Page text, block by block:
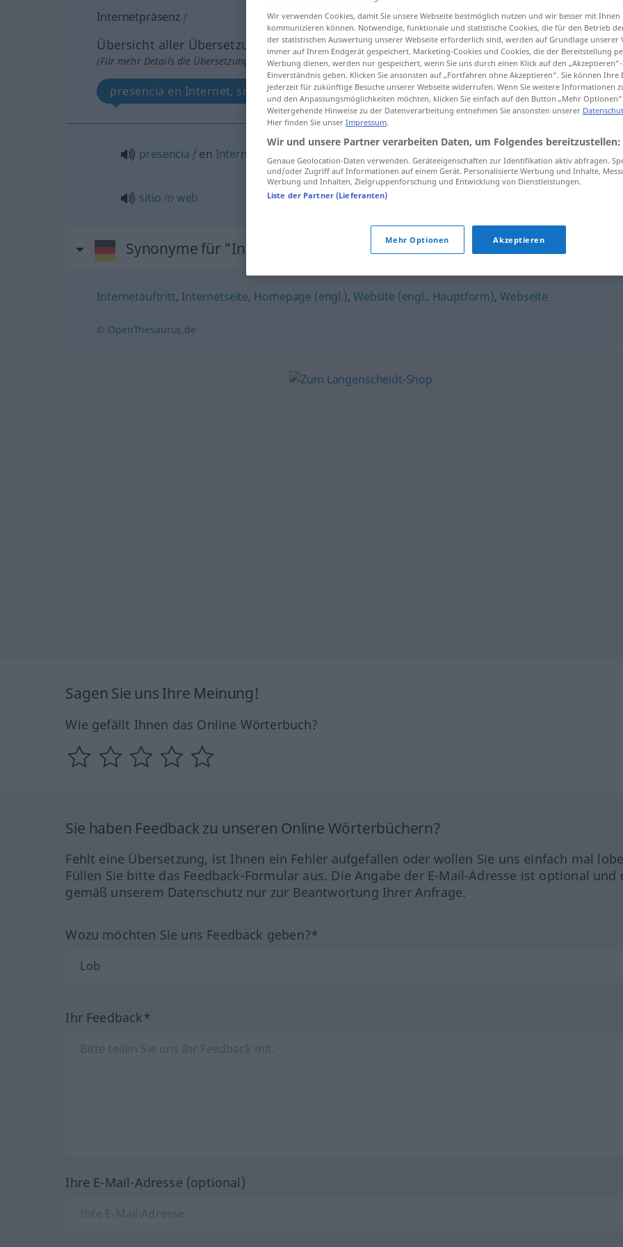
Internetpräsenz f
Übersicht aller Übersetzungen
(Für mehr Details die Übersetzung anklicken/antippen)
presencia en Internet, sitio web
presencia fen Internet
sitio m web
Synonyme für "Internetpräsenz"
Internetauftritt, Internetseite, Homepage (engl.),Website (engl., Hauptform),Webseite
© OpenThesaurus.de
Sagen Sie uns Ihre Meinung!
Wie gefällt Ihnen das Online Wörterbuch?
Sie haben Feedback zu unseren Online Wörterbüchern?
Fehlt eine Übersetzung, ist Ihnen ein Fehler aufgefallen oder wollen Sie uns einfach mal
Füllen Sie bitte das Feedback-Formular aus. Die Angabe der E-Mail-Adresse ist optional und
gemäß unserem Datenschutz nur zur Beantwortung Ihrer Anfrage.
Wozu möchten Sie uns Feedback geben?*
Ihr Feedback*
Ihre E-Mail-Adresse (optional)
Wir verwenden Cookies, damit Sie unsere Webseite bestmöglich nutzen und wir besser mit Ihnen
kommunizieren können. Notwendige, funktionale und statistische Cookies, die für den Betrieb
der statistischen Auswertung unserer Webseite erforderlich sind, werden auf Grundlage unserer
immer auf Ihrem Endgerät gespeichert. Marketing-Cookies und Cookies, die der Bereitstellung
Werbung dienen, werden nur gespeichert, wenn Sie uns durch einen Klick auf den
Einverständnis geben. Klicken Sie ansonsten auf „Fortfahren ohne Akzeptieren“. Sie können Ihre
jederzeit für zukünftige Besuche unserer Webseite widerrufen. Wenn Sie weitere Informationen
und den Anpassungsmöglichkeiten möchten, klicken Sie einfach auf den Button „Mehr Optionen“.
Weitergehende Hinweise zu der Datenverarbeitung entnehmen Sie ansonsten unserer
Hier finden Sie unser Impressum.
Wir und unsere Partner verarbeiten Daten, um Folgendes bereitzustellen:
Genaue Geolocation-Daten verwenden. Geräteeigenschaften zur Identifikation aktiv abfragen.
und/oder Zugriff auf Informationen auf einem Gerät. Personalisierte Werbung und Inhalte,
Werbung und Inhalten, Zielgruppenforschung und Entwicklung von Dienstleistungen.
Liste der Partner (Lieferanten)
Mehr Optionen Akzeptieren